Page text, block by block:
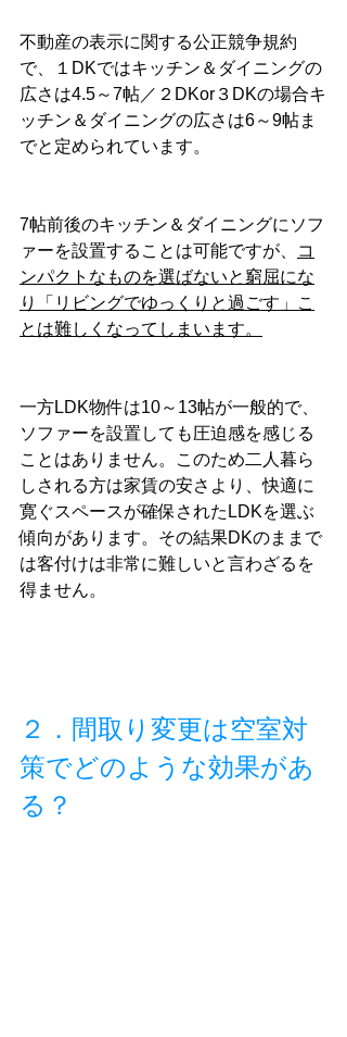
不動産の表示に関する公正競争規約
で、１DKではキッチン＆ダイニングの
広さは4.5～7帖／２DKor３DKの場合キ
ッチン＆ダイニングの広さは6～9帖ま
でと定められています。
7帖前後のキッチン＆ダイニングにソフ
ァーを設置することは可能ですが、
コ
ンパクトなものを選ばないと窮屈にな
り「リビングでゆっくりと過ごす」こ
とは難しくなってしまいます。
一方LDK物件は10～13帖が一般的で、
ソファーを設置しても圧迫感を感じる
ことはありません。このため二人暮ら
しされる方は家賃の安さより、快適に
寛ぐスペースが確保されたLDKを選ぶ
傾向があります。その結果DKのままで
は客付けは非常に難しいと言わざるを
得ません。
２．間取り変更は空室対
策でどのような効果があ
る？